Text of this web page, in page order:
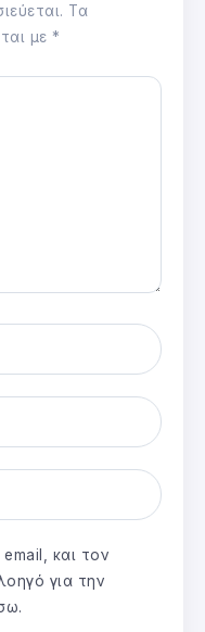
Τα
με *
και τον
για την